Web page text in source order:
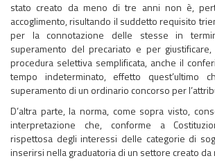
stato creato da meno di tre anni non è,
accoglimento, risultando il suddetto requisito
per la connotazione delle stesse in
superamento del precariato e per
procedura selettiva semplificata, anche il
tempo indeterminato, effetto quest’ultimo
superamento di un ordinario concorso per
D’altra parte, la norma, come sopra visto,
interpretazione che, conforme a
rispettosa degli interessi delle categorie di
inserirsi nella graduatoria di un settore creato da